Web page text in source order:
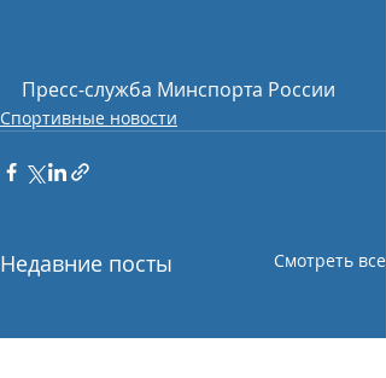
Пресс-служба Минспорта России
Спортивные новости
Недавние посты Смотреть все